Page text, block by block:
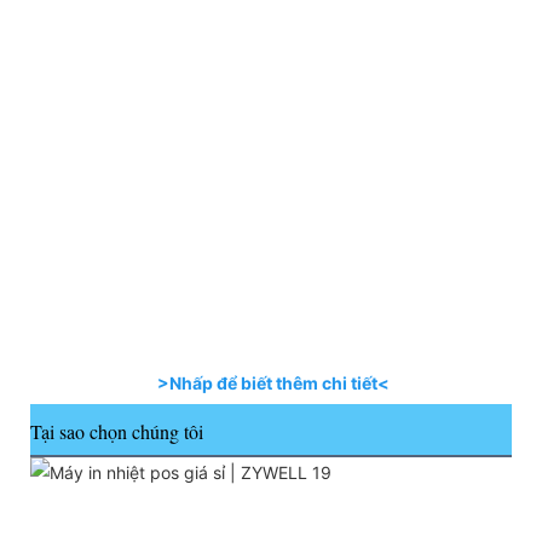
>Nhấp để biết thêm chi tiết<
Tại sao chọn chúng tôi